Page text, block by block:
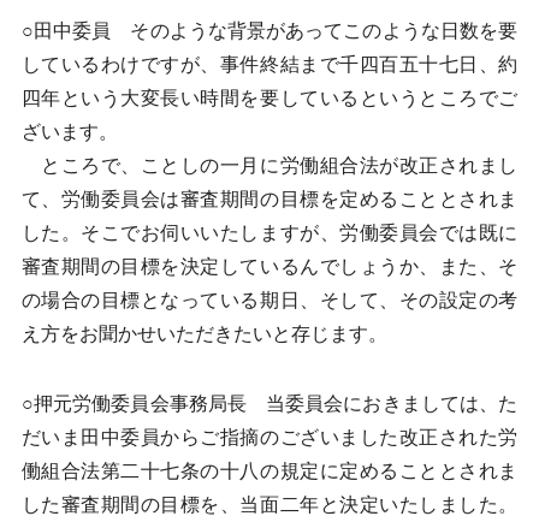
○田中委員 そのような背景があってこのような日数を要
しているわけですが、事件終結まで千四百五十七日、約
四年という大変長い時間を要しているというところでご
ざいます。
ところで、ことしの一月に労働組合法が改正されまし
て、労働委員会は審査期間の目標を定めることとされま
した。そこでお伺いいたしますが、労働委員会では既に
審査期間の目標を決定しているんでしょうか、また、そ
の場合の目標となっている期日、そして、その設定の考
え方をお聞かせいただきたいと存じます。
○押元労働委員会事務局長 当委員会におきましては、た
だいま田中委員からご指摘のございました改正された労
働組合法第二十七条の十八の規定に定めることとされま
した審査期間の目標を、当面二年と決定いたしました。